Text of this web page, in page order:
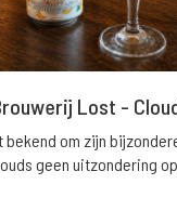
Lost -
om zijn
geen uitzondering